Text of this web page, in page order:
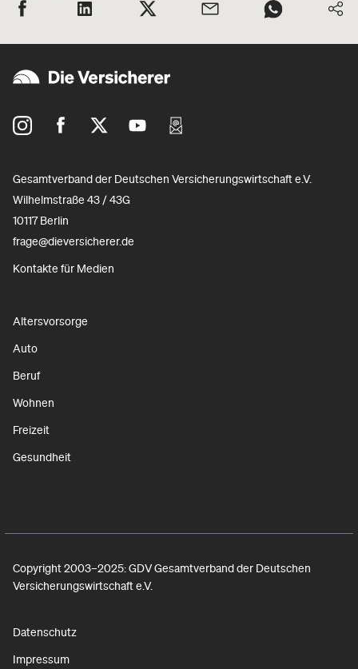
Gesamtverband der Deutschen Versicherungswirtschaft e.V.
Wilhelmstraße 43 / 43G
10117 Berlin
frage@dieversicherer.de
Kontakte für Medien
Altersvorsorge
Auto
Beruf
Wohnen
Freizeit
Gesundheit
Copyright 2003–2025: GDV Gesamtverband der Deutschen
Versicherungswirtschaft e.V.
Datenschutz
Impressum